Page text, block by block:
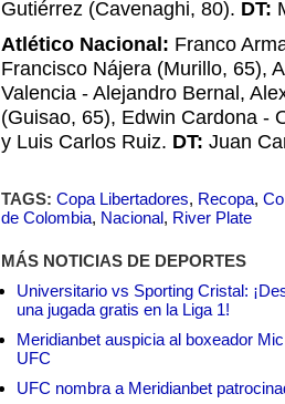
Gutiérrez (Cavenaghi, 80). DT:
Atlético Nacional: Franco
Francisco Nájera (Murillo, 65),
Valencia - Alejandro Bernal,
(Guisao, 65), Edwin Cardona -
y Luis Carlos Ruiz. DT: Juan
TAGS: Copa Libertadores, Recopa,
de Colombia, Nacional, River Plate
MÁS NOTICIAS DE DEPORTES
Universitario vs Sporting Cristal:
una jugada gratis en la Liga 1!
Meridianbet auspicia al boxeador
UFC
UFC nombra a Meridianbet